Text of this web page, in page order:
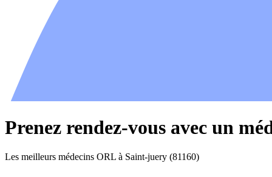
Prenez rendez-vous avec un
Les meilleurs médecins ORL à Saint-juery (81160)